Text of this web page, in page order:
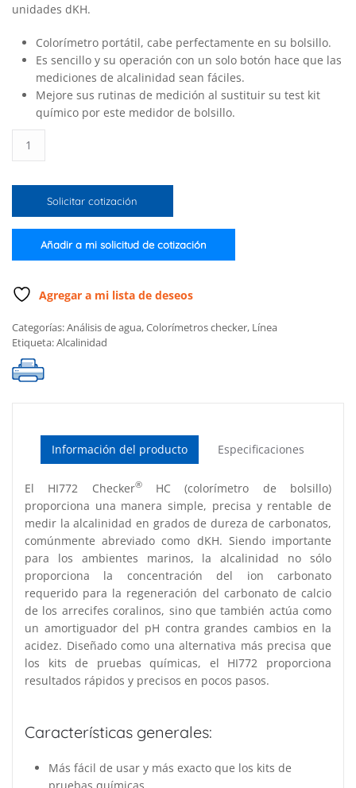
unidades dKH.
Colorímetro portátil, cabe perfectamente en su bolsillo.
Es sencillo y su operación con un solo botón hace que las
mediciones de alcalinidad sean fáciles.
Mejore sus rutinas de medición al sustituir su test kit
químico por este medidor de bolsillo.
Checker®
alcalinidad
acuarios
de
salada
Solicitar cotización
Añadir a mi solicitud de cotización
Agregar a mi lista de deseos
Categorías:Análisis de agua,Colorímetros checker, Línea
Etiqueta:Alcalinidad
Información del producto Especificaciones
El HI772 Checker®HC (colorímetro de bolsillo)
proporciona una manera simple, precisa y rentable de
medir la alcalinidad en grados de dureza de carbonatos,
comúnmente abreviado como dKH. Siendo importante
para los ambientes marinos, la alcalinidad no sólo
proporciona la concentración del ion carbonato
requerido para la regeneración del carbonato de calcio
de los arrecifes coralinos, sino que también actúa como
un amortiguador del pH contra grandes cambios en la
acidez. Diseñado como una alternativa más precisa que
los kits de pruebas químicas, el HI772 proporciona
resultados rápidos y precisos en pocos pasos.
Características generales:
Más fácil de usar y más exacto que los kits de
pruebas químicas